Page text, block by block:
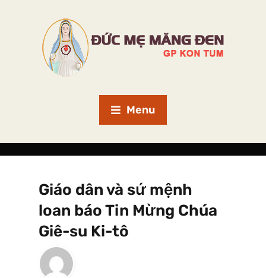
Menu
Giáo dân và sứ mệnh
loan báo Tin Mừng Chúa
Giê-su Ki-tô